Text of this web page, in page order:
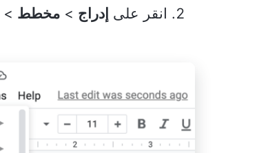
انقر على إدراج > مخطط >